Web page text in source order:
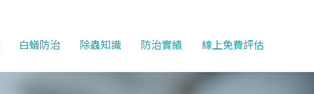
白蟻防治 除蟲知識 防治實績 線上免費評估